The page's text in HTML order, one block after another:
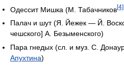
Одессит Мишка (М. Табачников[4]
Палач и шут (Я. Йежек — Й.
чешского] А. Безыменского)
Пара гнедых (сл. и муз. С.
Апухтина)